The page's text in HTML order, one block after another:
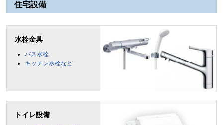
住宅設備
水栓金具
バス水栓
キッチン水栓など
トイレ設備